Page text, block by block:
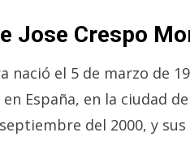
Jose Crespo
nació el 5 de marzo de
España, en la ciudad
del 2000, y